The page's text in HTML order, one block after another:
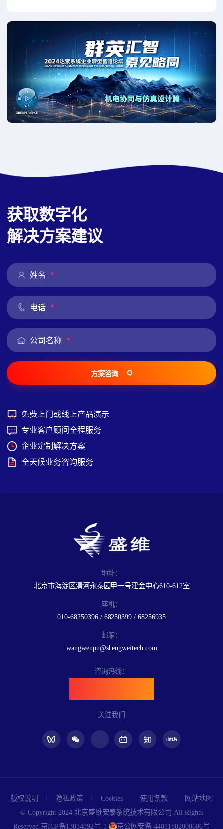
获取数字化
解决方案建议
姓名 *
电话 *
公司名称 *
方案咨询
免费上门或线上产品演示
专业客户顾问全程服务
企业定制解决方案
全天候业务咨询服务
地址：
北京市海淀区清河永泰园甲一号建金中心610-612室
座机：
010-68250396 / 68250399 / 68256935
邮箱：
wangwenpu@shengweitech.com
咨询热线：
关注我们
版权说明 隐私政策 Cookies 使用条款
网站地图
© Copyright 2024 北京盛维安泰系统技术有限公司 All Rights
Reserved 京ICP备13034892号-1 京公网安备 44011802000686号